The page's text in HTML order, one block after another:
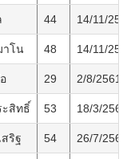
44 14/11/
าโน 48 14/11/
29 2/8/2561
ะสิทธิ์ 53 18/3/2563
ริฐ 54 26/7/2563